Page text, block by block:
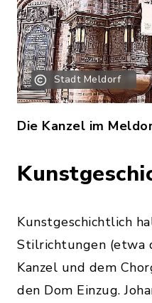
Stadt Meldorf
Die Kanzel im
Kunstgeschichtlich
Stilrichtungen (etwa
Kanzel und dem
den Dom Einzug.